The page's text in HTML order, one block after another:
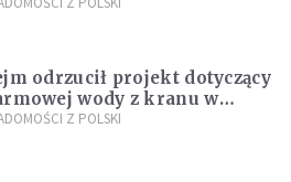
odrzucił projekt dotyczący
wody z kranu w
Z POLSKI